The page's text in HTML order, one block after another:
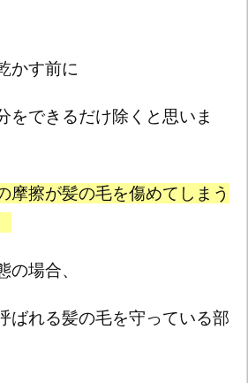
かす前に
をできるだけ除くと思いま
摩擦が髪の毛を傷めてしまう
場合、
ばれる髪の毛を守っている部